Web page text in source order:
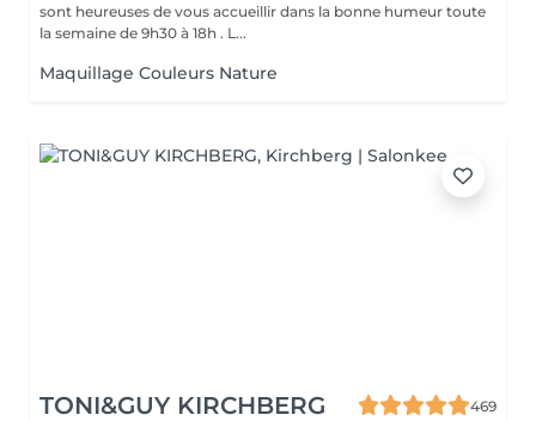
sont heureuses de vous accueillir dans la bonne humeur toute
la semaine de 9h30 à 18h . L...
Maquillage Couleurs Nature
TONI&GUY KIRCHBERG
469